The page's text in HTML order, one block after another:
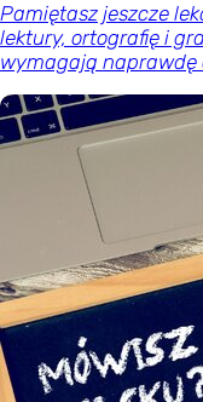
Pamiętasz jeszcze
lektury, ortografię i
wymagają naprawdę